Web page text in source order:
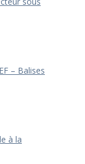
– Balises
à la